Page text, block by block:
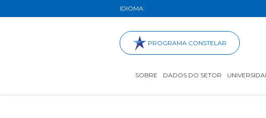
IDIOMA:
PROGRAMA CONSTELAR
SOBRE DADOS DO SETOR